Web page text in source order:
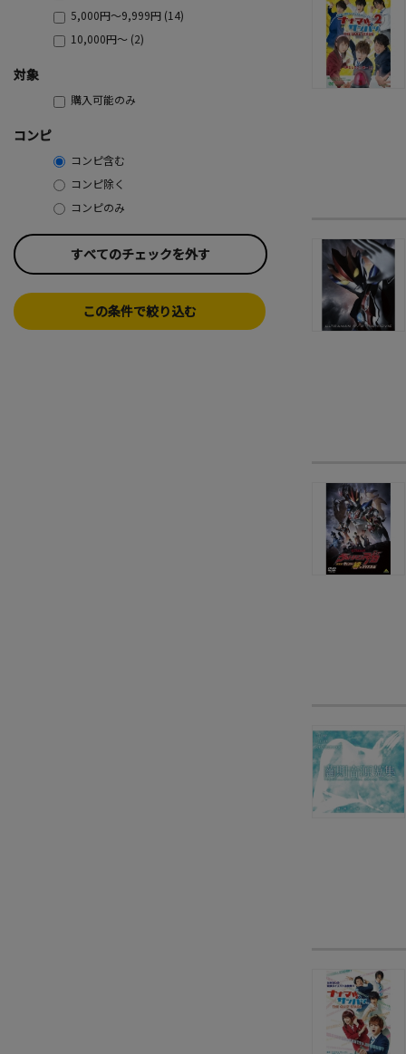
5,000円～9,999円 (14)
10,000円～ (2)
対象
購入可能のみ
コンピ
コンピ含む
コンピ除く
コンピのみ
すべてのチェックを外す
この条件で絞り込む